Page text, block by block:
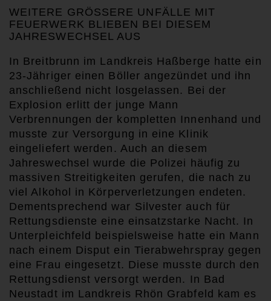
WEITERE GRÖSSERE UNFÄLLE MIT F
EUERWERK BLIEBEN BEI DIESEM J
AHRESWECHSEL AUS
In Breitbrunn im Landkreis Haßberge hatte ein
23-Jähriger einen Böller angezündet und ihn
anschließend nicht losgelassen. Bei der
Explosion erlitt der junge Mann
Verbrennungen der kompletten Innenhand und
musste zur Versorgung in eine Klinik
eingeliefert werden. Auch an diesem
Jahreswechsel wurde die Polizei häufig zu
massiven Streitigkeiten gerufen, die nach zu
viel Alkohol in Körperverletzungen endeten.
Dementsprechend war Silvester auch für
Rettungsdienste eine einsatzstarke Nacht. In
Unterpleichfeld beispielsweise hatte ein Mann
nach einem Disput ein Tierabwehrspray gegen
eine Frau eingesetzt. Diese musste durch den
Rettungsdienst versorgt werden. In Bad
Neustadt im Landkreis Rhön Grabfeld kam es